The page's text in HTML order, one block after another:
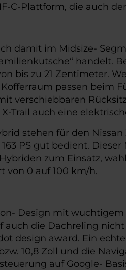
C-Plattform, die auch
damit im Midsize-
handelt.
bis zu 21 Zentimeter.
passen beim
verschiebbaren
Trail auch eine
stehen für den
PS gut bedient.
zum Einsatz,
von 0 auf 100 km/h.
Design mit
die Dachreling
design award. Ein
10,8 Zoll und die
auf Google-